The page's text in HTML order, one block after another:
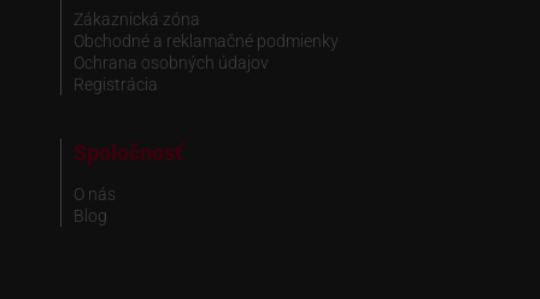
Zákaznická zóna
Obchodné a reklamačné podmienky
Ochrana osobných údajov
Registrácia
Spoločnosť
O nás
Blog